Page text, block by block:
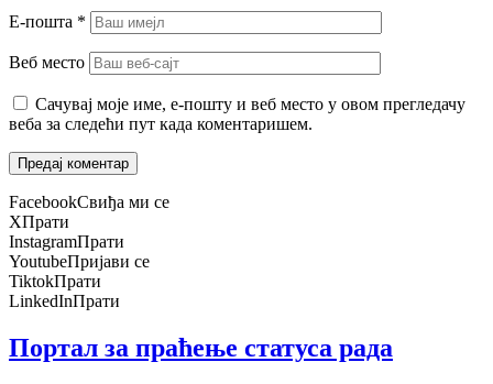
Е-пошта *
Веб место
Сачувај моје име, е-пошту и веб место у овом прегледачу
веба за следећи пут када коментаришем.
FacebookСвиђа ми се
XПрати
InstagramПрати
YoutubeПријави се
TiktokПрати
LinkedInПрати
Портал за праћење статуса рада